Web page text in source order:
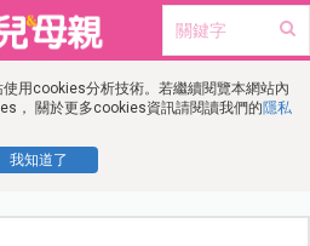
用cookies分析技術。若繼續閱覽本網站內
， 關於更多cookies資訊請閱讀我們的隱私
我知道了